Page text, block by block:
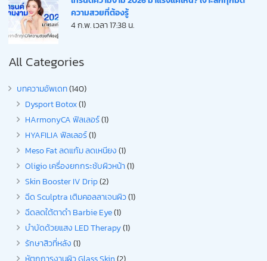
ความสวยที่ต้องรู้
4 ก.พ. เวลา 17:38 น.
All Categories
บทความอัพเดท(140)
Dysport Botox(1)
HArmonyCA ฟิลเลอร์(1)
HYAFILIA ฟิลเลอร์(1)
Meso Fat ลดแก้ม ลดเหนียง(1)
Oligio เครื่องยกกระชับผิวหน้า(1)
Skin Booster IV Drip(2)
ฉีด Sculptra เติมคอลลาเจนผิว(1)
ฉีดลดใต้ตาดำ Barbie Eye(1)
บำบัดด้วยแสง LED Therapy(1)
รักษาสิวที่หลัง(1)